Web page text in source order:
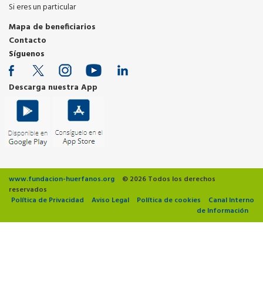
Si eres un particular
Mapa de beneficiarios
Contacto
Síguenos
Descarga nuestra App
www.fundacion-huerfanos.org
© 2026 Todos los derechos
reservados
Política de Privacidad
Aviso Legal Política de cookies
Canal Interno
de Información